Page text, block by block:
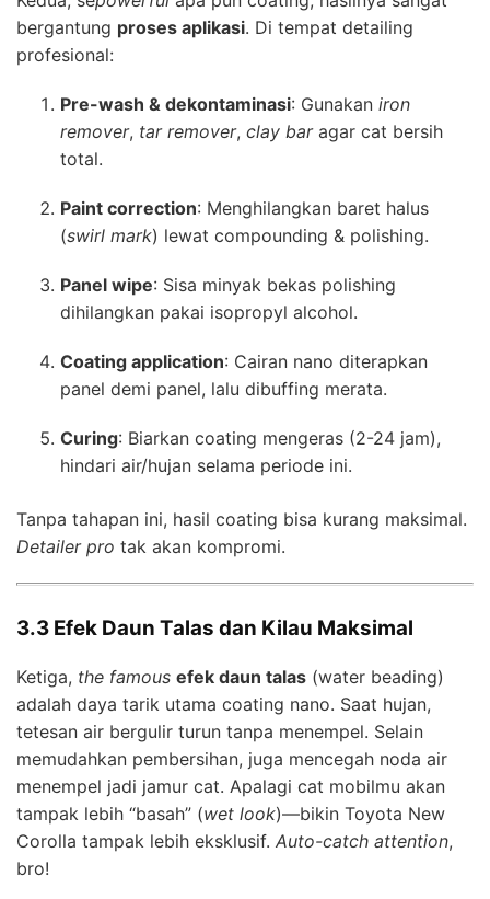
bergantung proses aplikasi. Di tempat detailing
profesional:
Pre-wash & dekontaminasi: Gunakan iron
remover, tar remover, clay baragar cat bersih
total.
Paint correction: Menghilangkan baret halus
(swirl mark) lewat compounding & polishing.
Panel wipe: Sisa minyak bekas polishing
dihilangkan pakai isopropyl alcohol.
Coating application: Cairan nano diterapkan
panel demi panel, lalu dibuffing merata.
Curing: Biarkan coating mengeras (2-24 jam),
hindari air/hujan selama periode ini.
Tanpa tahapan ini, hasil coating bisa kurang maksimal.
Detailer pro tak akan kompromi.
3.3 Efek Daun Talas dan Kilau Maksimal
Ketiga, the famous efek daun talas (water beading)
adalah daya tarik utama coating nano. Saat hujan,
tetesan air bergulir turun tanpa menempel. Selain
memudahkan pembersihan, juga mencegah noda air
menempel jadi jamur cat. Apalagi cat mobilmu akan
tampak lebih “basah” (wet look)—bikin Toyota New
Corolla tampak lebih eksklusif. Auto-catch attention,
bro!